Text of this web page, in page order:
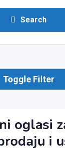
Search
Toggle Filter
oglasi
i